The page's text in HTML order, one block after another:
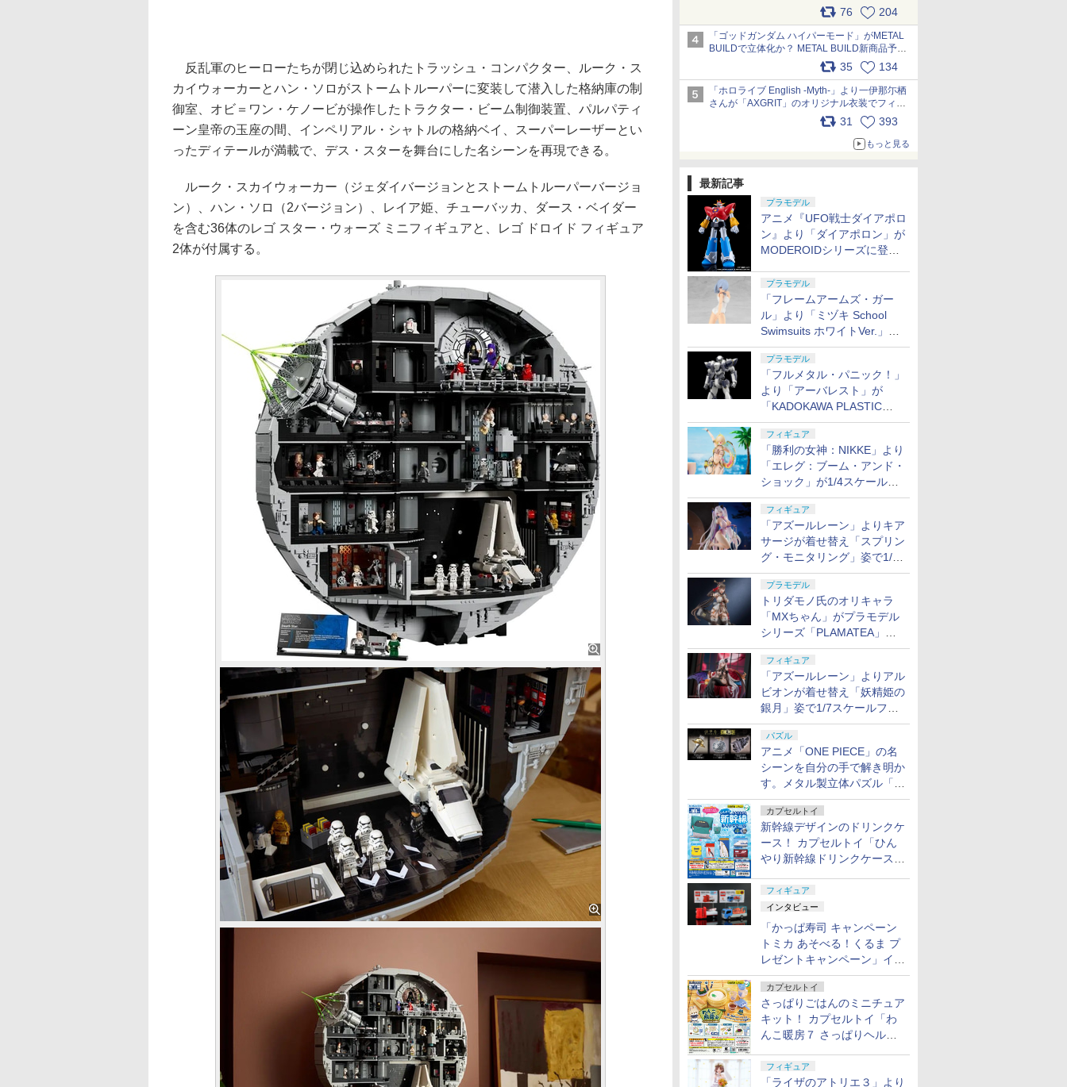
ンナーアームガトリングの変形機構まで再現し
最新フォーマットでキット化！
pic.x.com/nszPIDTpbg
76 204
「ゴッドガンダム ハイパーモード」がMETAL
BUILDで立体化か？ METAL BUILD新商品予告
が公開 pic.x.com/HIcLLIM3ar35 134
「ホロライブ English -Myth-」より一伊那尓栖
さんが「AXGRIT」のオリジナル衣装でフィギ
ュア化 pic.x.com/YMGhdIAzNa
31 393
もっと見る
最新記事
プラモデル
アニメ『UFO戦士ダイアポロ
ン』より「ダイアポロン」が
MODEROIDシリーズに登
プラモデル
「フレームアームズ・ガー
ル」より「ミヅキ School
Swimsuits ホワイトVer.」が8
月10日から予約開始決定！
プラモデル
「フルメタル・パニック！」
より「アーバレスト」が
「KADOKAWA PLASTIC
MODEL SERIES」から1/48
スケールで登場！
フィギュア
「勝利の女神：NIKKE」より
「エレグ：ブーム・アンド・
ショック」が1/4スケールで
フィギュア化！
フィギュア
「アズールレーン」よりキア
サージが着せ替え「スプリン
グ・モニタリング」姿で1/6
スケールフィギュア化！
プラモデル
トリダモノ氏のオリキャラ
「MXちゃん」がプラモデル
シリーズ「PLAMATEA」で
登場！ 2027年1月発売予定
フィギュア
「アズールレーン」よりアル
ビオンが着せ替え「妖精姫の
銀月」姿で1/7スケールフィ
ギュア化！
パズル
アニメ「ONE PIECE」の名
シーンを自分の手で解き明か
す。メタル製立体パズル「は
ずる ONE PIECE」シリーズ
3種が登場
カプセルトイ
新幹線デザインのドリンクケ
ース！ カプセルトイ「ひん
やり新幹線ドリンクケース」
フィギュア
インタビュー
「かっぱ寿司 キャンペーン
トミカ あそべる！くるま プ
レゼントキャンペーン」イン
タビュー
カプセルトイ
さっぱりごはんのミニチュア
キット！ カプセルトイ「わ
んこ暖房７ さっぱりヘルシ
フィギュア
「ライザのアトリエ３」より
反乱軍のヒーローたちが閉じ込められたトラッシュ・コンパクター、ルーク・ス
カイウォーカーとハン・ソロがストームトルーパーに変装して潜入した格納庫の制
御室、オビ＝ワン・ケノービが操作したトラクター・ビーム制御装置、パルパティ
ーン皇帝の玉座の間、インペリアル・シャトルの格納ベイ、スーパーレーザーとい
ったディテールが満載で、デス・スターを舞台にした名シーンを再現できる。
ルーク・スカイウォーカー（ジェダイバージョンとストームトルーパーバージョ
ン）、ハン・ソロ（2バージョン）、レイア姫、チューバッカ、ダース・ベイダー
を含む36体のレゴ スター・ウォーズ ミニフィギュアと、レゴ ドロイド フィギュア
2体が付属する。